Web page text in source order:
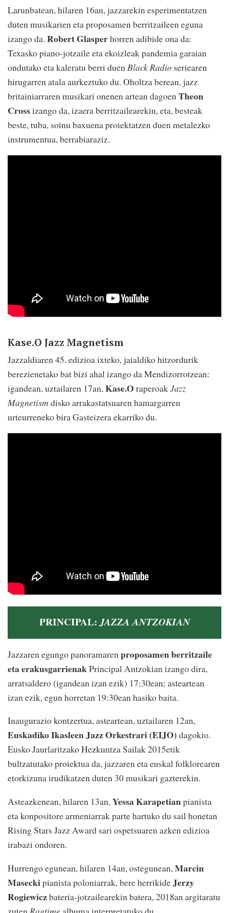
Larunbatean, hilaren 16an, jazzarekin esperimentatzen
duten musikarien eta proposamen berritzaileen eguna
izango da. Robert Glasperhorren adibide ona da:
Texasko piano-jotzaile eta ekoizleak pandemia garaian
ondutako eta kaleratu berri duenBlack Radio seriearen
hirugarren atala aurkeztuko du. Oholtza berean, jazz
britainiarraren musikari onenen artean dagoenTheon
Crossizango da, izaera berritzailearekin, eta, besteak
beste, tuba, soinu baxuena proiektatzen duen metalezko
instrumentua, berrabiaraziz.
Kase.O Jazz Magnetism
Jazzaldiaren 45. edizioa ixteko, jaialdiko hitzordurik
berezienetako bat bizi ahal izango da Mendizorrotzean:
igandean, uztailaren 17an,Kase.O raperoakJazz
Magnetism disko arrakastatsuaren hamargarren
urteurreneko bira Gasteizera ekarriko du.
PRINCIPAL:JAZZA ANTZOKIAN
Jazzaren egungo panoramaren proposamen berritzaile
eta erakusgarrienakPrincipal Antzokian izango dira,
arratsaldero (igandean izan ezik) 17:30ean; asteartean
izan ezik, egun horretan 19:30ean hasiko baita.
Inaugurazio kontzertua, asteartean, uztailaren 12an,
Euskadiko Ikasleen Jazz Orkestrari (EIJO) dagokio.
Eusko Jaurlaritzako Hezkuntza Sailak 2015etik
bultzatutako proiektua da, jazzaren eta euskal folklorearen
etorkizuna irudikatzen duten 30 musikari gazterekin.
Asteazkenean, hilaren 13an,Yessa Karapetianpianista
eta konpositore armeniarrak parte hartuko du sail honetan
Rising Stars Jazz Award sari ospetsuaren azken edizioa
irabazi ondoren.
Hurrengo egunean, hilaren 14an, ostegunean, Marcin
Maseckipianista poloniarrak, bere herrikideJerzy
Rogiewiczbateria-jotzailearekin batera, 2018an argitaratu